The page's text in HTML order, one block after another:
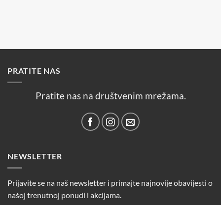
PRATITE NAS
Pratite nas na društvenim mrežama.
NEWSLETTER
Prijavite se na naš newsletter i primajte najnovije obavijesti o
našoj trenutnoj ponudi i akcijama.